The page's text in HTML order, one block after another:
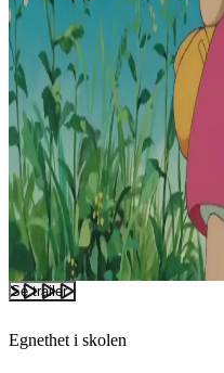
Se trailer
Egnethet i skolen